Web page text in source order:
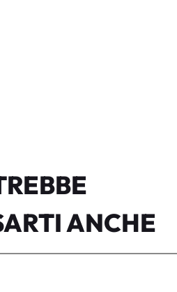
ANCHE